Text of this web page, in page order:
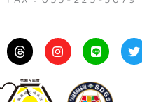
I
n
s
L
i
n
e
T
w
i